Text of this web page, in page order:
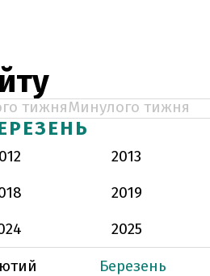
тижняМинулого тижня
2013
2019
2025
Березень